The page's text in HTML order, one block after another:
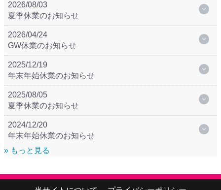
2026/08/03
夏季休業のお知らせ
2026/04/24
GW休業のお知らせ
2025/12/19
年末年始休業のお知らせ
2025/08/05
夏季休業のお知らせ
2024/12/20
年末年始休業のお知らせ
» もっと見る